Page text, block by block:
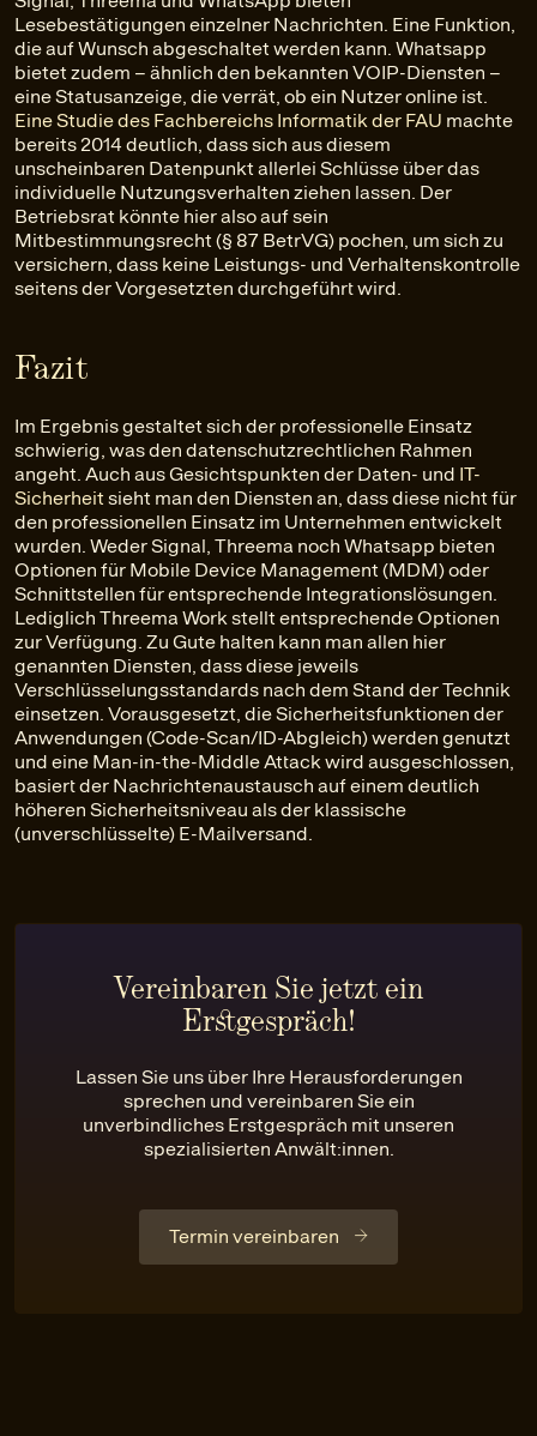
Lesebestätigungen einzelner Nachrichten. Eine Funktion,
die auf Wunsch abgeschaltet werden kann. Whatsapp
bietet zudem – ähnlich den bekannten VOIP-Diensten –
eine Statusanzeige, die verrät, ob ein Nutzer online ist.
Eine Studie des Fachbereichs Informatik der FAU machte
bereits 2014 deutlich, dass sich aus diesem
unscheinbaren Datenpunkt allerlei Schlüsse über das
individuelle Nutzungsverhalten ziehen lassen. Der
Betriebsrat könnte hier also auf sein
Mitbestimmungsrecht (§ 87 BetrVG) pochen, um sich zu
versichern, dass keine Leistungs- und Verhaltenskontrolle
seitens der Vorgesetzten durchgeführt wird.
Fazit
Im Ergebnis gestaltet sich der professionelle Einsatz
schwierig, was den datenschutzrechtlichen Rahmen
angeht. Auch aus Gesichtspunkten der Daten- und IT-
Sicherheit sieht man den Diensten an, dass diese nicht für
den professionellen Einsatz im Unternehmen entwickelt
wurden. Weder Signal, Threema noch Whatsapp bieten
Optionen für Mobile Device Management (MDM) oder
Schnittstellen für entsprechende Integrationslösungen.
Lediglich Threema Work stellt entsprechende Optionen
zur Verfügung. Zu Gute halten kann man allen hier
genannten Diensten, dass diese jeweils
Verschlüsselungsstandards nach dem Stand der Technik
einsetzen. Vorausgesetzt, die Sicherheitsfunktionen der
Anwendungen (Code-Scan/ID-Abgleich) werden genutzt
und eine Man-in-the-Middle Attack wird ausgeschlossen,
basiert der Nachrichtenaustausch auf einem deutlich
höheren Sicherheitsniveau als der klassische
(unverschlüsselte) E-Mailversand.
Vereinbaren Sie jetzt ein
Erstgespräch!
Lassen Sie uns über Ihre Herausforderungen
sprechen und vereinbaren Sie ein
unverbindliches Erstgespräch mit unseren
spezialisierten Anwält:innen.
Termin vereinbaren